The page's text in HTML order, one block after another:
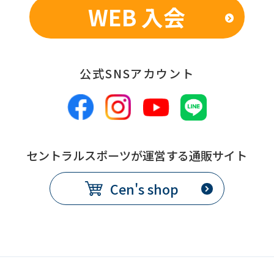
WEB 入会
公式SNSアカウント
セントラルスポーツが運営する通販サイト
Cen's shop